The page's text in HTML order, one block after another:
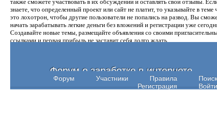
также сможете участвовать в их обсуждении и оставлять свои отзывы.
знаете, что определенный проект или сайт не платит, то указывайте в теме
это лохотрон, чтобы другие пользователи не попались на развод. Вы
начать зарабатывать легкие деньги без вложений и регистрации уже
Создавайте новые темы, размещайте объявления со своими
ссылками и первая прибыль не заставит себя долго ждать.
Форум о заработке в интернете
Форум Участники Правила
Поиск
Регистрация
Войти